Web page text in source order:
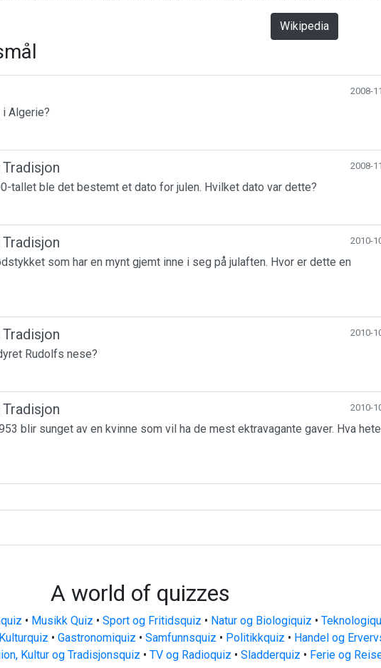
Wikipedia
2008-
Algerie?
2008-
tallet ble det bestemt et dato for julen. Hvilket dato var dette?
2010-
som har en mynt gjemt inne i seg på julaften. Hvor er dette en
2010-
Rudolfs nese?
2010-
blir sunget av en kvinne som vil ha de mest ektravagante gaver. Hva
A world of quizzes
• Musikk Quiz • Sport og Fritidsquiz • Natur og Biologiquiz •
• Gastronomiquiz • Samfunnsquiz • Politikkquiz • Handel og
Kultur og Tradisjonsquiz • TV og Radioquiz • Sladderquiz • Ferie og